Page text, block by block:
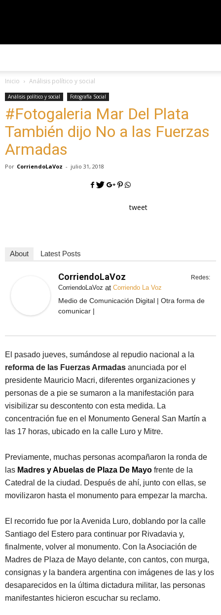
#CorriendoLaVoz
Inicio Análisis político y social
Análisis político y social Fotografía Social
#Fotogaleria Mar Del Plata
También dijo No a las Fuerzas
Armadas
Por CorriendoLaVoz - julio 31, 2018
tweet
About Latest Posts
Redes:
CorriendoLaVoz
CorriendoLaVoz at Corriendo La Voz
Medio de Comunicación Digital | Otra forma de
comunicar |
El pasado jueves, sumándose al repudio nacional a la
reforma de las Fuerzas Armadas anunciada por el
presidente Mauricio Macri, diferentes organizaciones y
personas de a pie se sumaron a la manifestación para
visibilizar su descontento con esta medida. La
concentración fue en el Monumento General San Martín a
las 17 horas, ubicado en la calle Luro y Mitre.
Previamente, muchas personas acompañaron la ronda de
las Madres y Abuelas de Plaza De Mayo frente de la
Catedral de la ciudad. Después de ahí, junto con ellas, se
movilizaron hasta el monumento para empezar la marcha.
El recorrido fue por la Avenida Luro, doblando por la calle
Santiago del Estero para continuar por Rivadavia y,
finalmente, volver al monumento. Con la Asociación de
Madres de Plaza de Mayo delante, con cantos, con murga,
consignas y la bandera argentina con imágenes de las y los
desaparecidos en la última dictadura militar, las personas
manifestantes hicieron escuchar su reclamo.